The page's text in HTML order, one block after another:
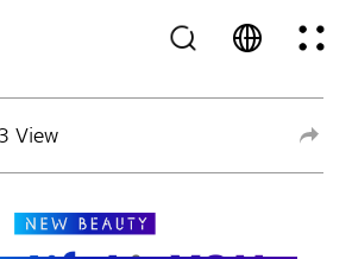
View